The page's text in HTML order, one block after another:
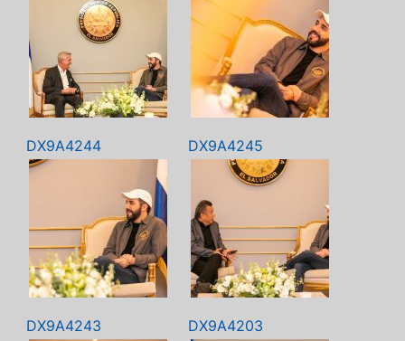
DX9A4244 DX9A4245
DX9A4243 DX9A4203